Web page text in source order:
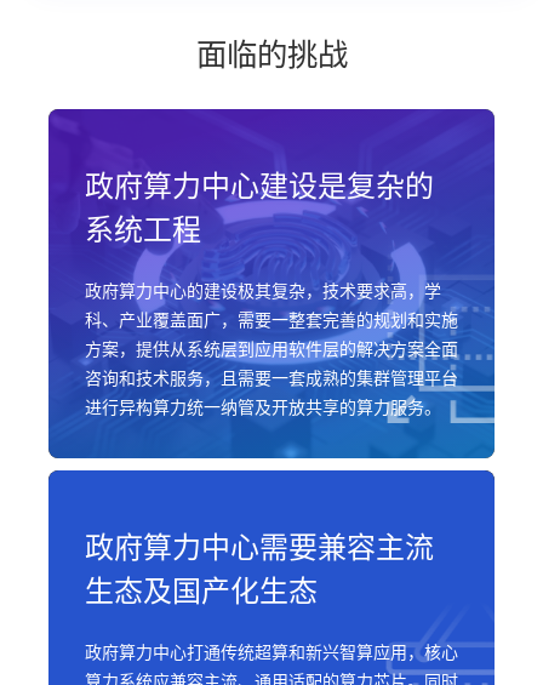
面临的挑战
政府算力中心建设是复杂的
系统工程
政府算力中心的建设极其复杂，技术要求高，学
科、产业覆盖面广，需要一整套完善的规划和实施
方案，提供从系统层到应用软件层的解决方案全面
咨询和技术服务，且需要一套成熟的集群管理平台
进行异构算力统一纳管及开放共享的算力服务。
政府算力中心需要兼容主流
生态及国产化生态
政府算力中心打通传统超算和新兴智算应用，核心
算力系统应兼容主流、通用适配的算力芯片。同时